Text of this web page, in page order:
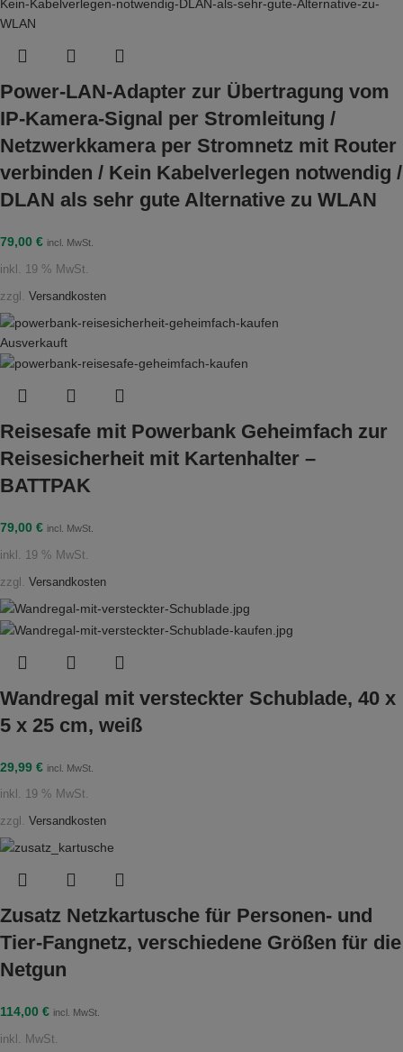
Power-LAN-Adapter zur Übertragung vom
IP-Kamera-Signal per Stromleitung /
Netzwerkkamera per Stromnetz mit Router
verbinden / Kein Kabelverlegen notwendig /
DLAN als sehr gute Alternative zu WLAN
79,00 € incl. MwSt.
inkl. 19 % MwSt.
zzgl. Versandkosten
Ausverkauft
Reisesafe mit Powerbank Geheimfach zur
Reisesicherheit mit Kartenhalter –
BATTPAK
79,00 € incl. MwSt.
inkl. 19 % MwSt.
zzgl. Versandkosten
Wandregal mit versteckter Schublade, 40 x
5 x 25 cm, weiß
29,99 € incl. MwSt.
inkl. 19 % MwSt.
zzgl. Versandkosten
Zusatz Netzkartusche für Personen- und
Tier-Fangnetz, verschiedene Größen für die
Netgun
114,00 € incl. MwSt.
inkl. MwSt.